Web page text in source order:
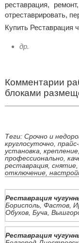
реставрация,
отреставрировать,
Купить Реставрация
др.
Комментарии
блоками
Теги: Срочно и
круглосуточно,
установка,
профессионально,
реставрация,
отключение,
Реставрация
Борисполь, Фастов,
Обухов, Буча,
Реставрация